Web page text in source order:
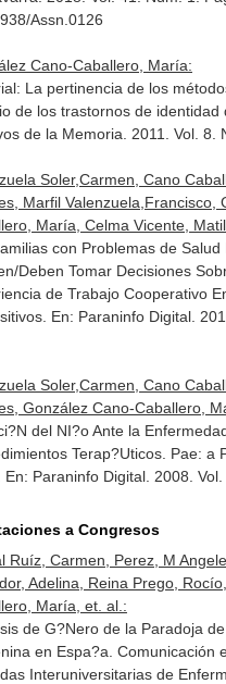
Assn.0126
Cano-Caballero, María:
La pertinencia de los
de los trastornos de identidad
de la Memoria . 2011. Vol. 8.
Soler,Carmen, Cano
Marfil Valenzuela,Francisco,
María, Celma Vicente,
con Problemas de Salud
Deben Tomar Decisiones
de Trabajo Cooperativo
En: Paraninfo Digital.
Soler,Carmen, Cano
González Cano-Caballero,
del NI?o Ante la
Terap?Uticos. Pae: a
En: Paraninfo Digital. 2008.
a Congresos
Ruíz, Carmen, Perez, M
Adelina, Reina Prego,
María, et. al.:
de G?Nero de la Paradoja
en Espa?a. Comunicación
Interuniversitarias de